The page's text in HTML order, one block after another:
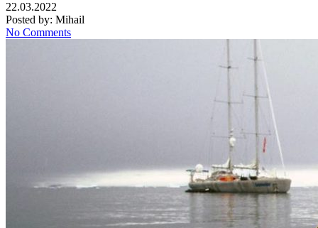
22.03.2022
Posted by: Mihail
No Comments